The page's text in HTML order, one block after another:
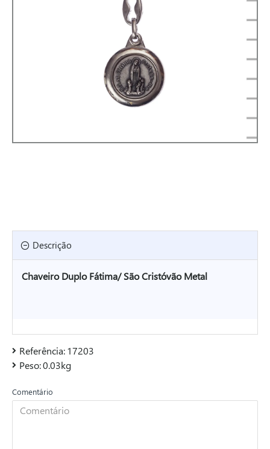
Descrição
Chaveiro Duplo Fátima/ São Cristóvão Metal
Referência:17203
Peso:0.03kg
Comentário